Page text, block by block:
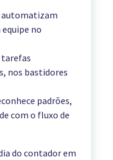
automatizam
no
nos bastidores
padrões,
com o fluxo de
do contador em